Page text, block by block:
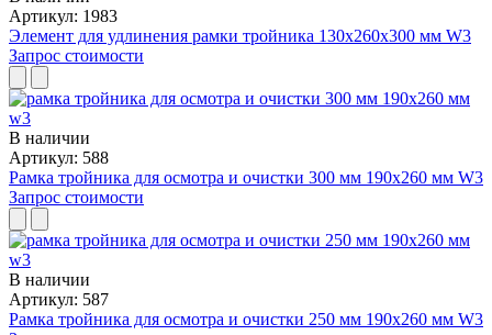
Артикул: 1983
Элемент для удлинения рамки тройника 130x260x300 мм W3
Запрос стоимости
В наличии
Артикул: 588
Рамка тройника для осмотра и очистки 300 мм 190x260 мм W3
Запрос стоимости
В наличии
Артикул: 587
Рамка тройника для осмотра и очистки 250 мм 190x260 мм W3